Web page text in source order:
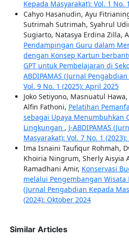
Kepada Masyarakat): Vol. 1 No.
Cahyo Hasanudin, Ayu
Sutrimah Sutrimah, Syahrul
Sugiarto, Natasya Erdina Zilla,
Pendampingan Guru dalam
dengan Konsep Kartun
GPT untuk Pembelajaran di
ABDIPAMAS (Jurnal
Vol. 9 No. 1 (2025): April 2025
Joko Setiyono, Masnuatul
Alfin Fathoni, Pelatihan
sebagai Upaya Menumbuhkan
Lingkungan , J-ABDIPAMAS
Masyarakat): Vol. 7 No. 1
Ima Isnaini Taufiqur Rohmah,
Khoiria Ningrum, Sherly Aisyia
Ramadhani Amir, Konservasi
melalui Pengembangan Wisata
(Jurnal Pengabdian Kepada
(2024): Oktober 2024
Similar Articles